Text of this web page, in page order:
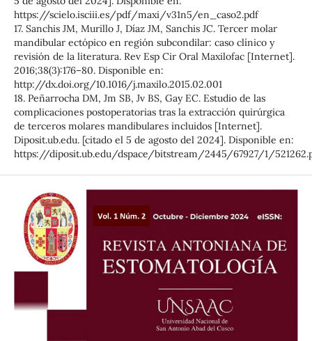
https://scielo.isciii.es/pdf/maxi/v31n5/en_caso2.pdf
17. Sanchis JM, Murillo J, Díaz JM, Sanchis JC. Tercer molar
mandibular ectópico en región subcondilar: caso clínico y
revisión de la literatura. Rev Esp Cir Oral Maxilofac [Internet].
2016;38(3):176–80. Disponible en:
http://dx.doi.org/10.1016/j.maxilo.2015.02.001
18. Peñarrocha DM, Jm SB, Jv BS, Gay EC. Estudio de las
complicaciones postoperatorias tras la extracción quirúrgica
de terceros molares mandibulares incluidos [Internet].
Diposit.ub.edu. [citado el 5 de agosto del 2024]. Disponible en:
https://diposit.ub.edu/dspace/bitstream/2445/67927/1/